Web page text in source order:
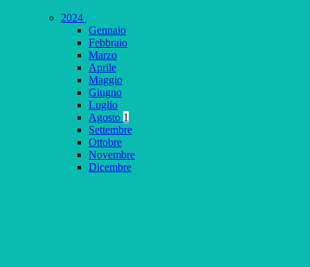
2024
Gennaio
Febbraio
Marzo
Aprile
Maggio
Giugno
Luglio
Agosto 1
Settembre
Ottobre
Novembre
Dicembre